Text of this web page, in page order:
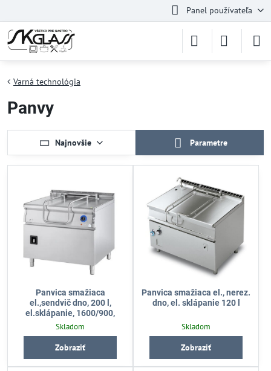
Panel používateľa
Varná technológia
Panvy
Najnovšie Parametre
Panvica smažiaca
el.,sendvič dno, 200 l,
el.sklápanie, 1600/900,
Skladom
Zobraziť
Panvica smažiaca el., nerez.
dno, el. sklápanie 120 l
Skladom
Zobraziť